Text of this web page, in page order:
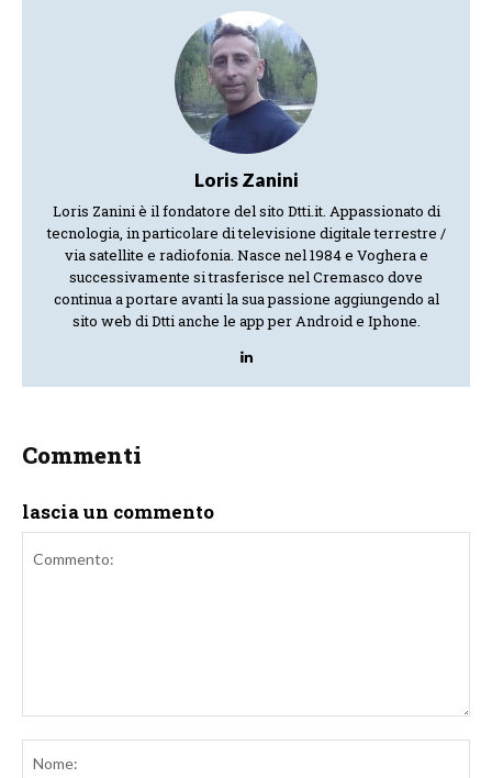
Loris Zanini
Loris Zanini è il fondatore del sito Dtti.it. Appassionato di
tecnologia, in particolare di televisione digitale terrestre /
via satellite e radiofonia. Nasce nel 1984 e Voghera e
successivamente si trasferisce nel Cremasco dove
continua a portare avanti la sua passione aggiungendo al
sito web di Dtti anche le app per Android e Iphone.
Commenti
lascia un commento